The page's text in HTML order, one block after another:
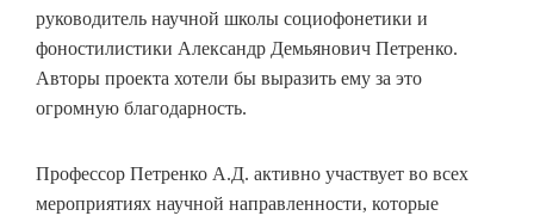
руководитель научной школы социофонетики и
фоностилистики Александр Демьянович Петренко.
Авторы проекта хотели бы выразить ему за это
огромную благодарность.
Профессор Петренко А.Д. активно участвует во всех
мероприятиях научной направленности, которые